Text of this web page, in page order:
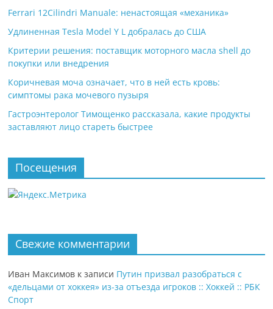
Ferrari 12Cilindri Manuale: ненастоящая «механика»
Удлиненная Tesla Model Y L добралась до США
Критерии решения: поставщик моторного масла shell до
покупки или внедрения
Коричневая моча означает, что в ней есть кровь:
симптомы рака мочевого пузыря
Гастроэнтеролог Тимощенко рассказала, какие продукты
заставляют лицо стареть быстрее
Посещения
Свежие комментарии
Иван Максимов к записи Путин призвал разобраться с
«дельцами от хоккея» из-за отъезда игроков :: Хоккей :: РБК
Спорт